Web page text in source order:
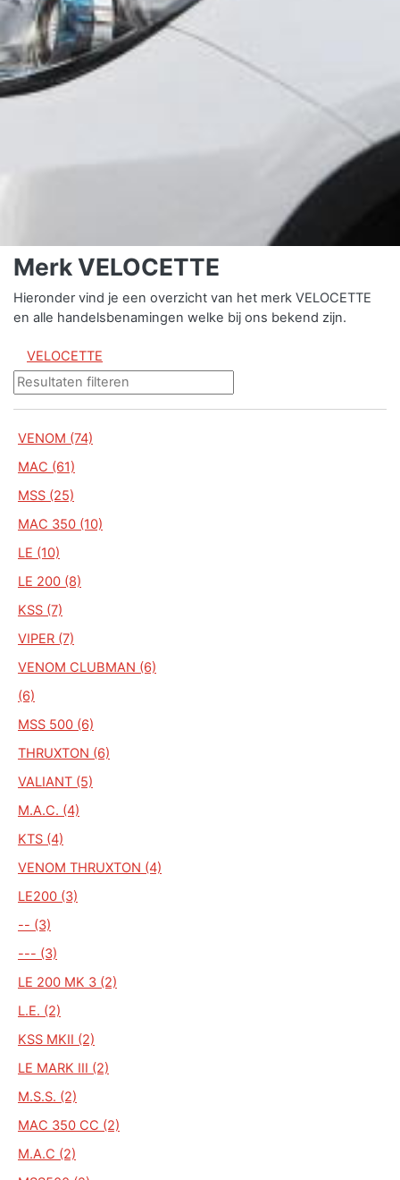
Merk VELOCETTE
Hieronder vind je een overzicht van het merk VELOCETTE
en alle handelsbenamingen welke bij ons bekend zijn.
VELOCETTE
VENOM (74)
MAC (61)
MSS (25)
MAC 350 (10)
LE (10)
LE 200 (8)
KSS (7)
VIPER (7)
VENOM CLUBMAN (6)
(6)
MSS 500 (6)
THRUXTON (6)
VALIANT (5)
M.A.C. (4)
KTS (4)
VENOM THRUXTON (4)
LE200 (3)
-- (3)
--- (3)
LE 200 MK 3 (2)
L.E. (2)
KSS MKII (2)
LE MARK III (2)
M.S.S. (2)
MAC 350 CC (2)
M.A.C (2)